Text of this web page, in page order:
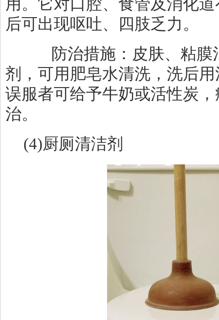
用。它对口腔、食管及消化
后可出现呕吐、四肢乏力。
防治措施：皮肤、粘膜
剂，可用肥皂水清洗，洗后
误服者可给予牛奶或活性炭
治。
(4)厨厕清洁剂